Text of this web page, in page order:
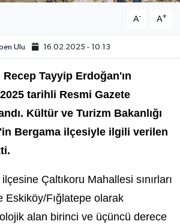
A- A+
Ulu 16.02.2025 - 10:13
Tayyip Erdoğan'ın
tarihli Resmi Gazete
Kültür ve Turizm Bakanlığı
Bergama ilçesiyle ilgili verilen
Çaltıkoru Mahallesi sınırları
Eskiköy/Fığlatepe olarak
alan birinci ve üçüncü derece